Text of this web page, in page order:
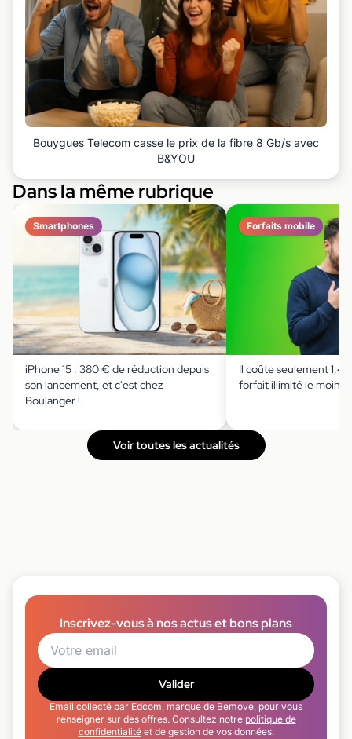
Bouygues Telecom casse le prix de la fibre 8 Gb/s avec
B&YOU
Dans la même rubrique
Smartphones
iPhone 15 : 380 € de réduction depuis
son lancement, et c'est chez
Boulanger !
Forfaits mobile
Il coûte seulement
forfait illimité le moins
Voir toutes les actualités
Inscrivez-vous à nos actus et bons plans
Valider
Email collecté par Edcom, marque de Bemove, pour vous
renseigner sur des offres. Consultez notre politique de
confidentialitéet de gestion de vos données.